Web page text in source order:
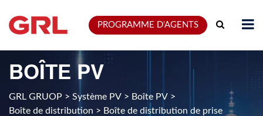
PROGRAMME D'AGENTS
BOÎTE PV
GRL GRUOP > Système PV > Boîte PV >
Boîte de distribution > Boîte de distribution de prise